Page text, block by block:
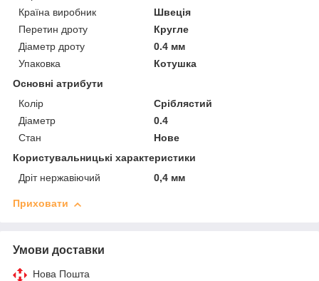
Країна виробник
Швеція
Перетин дроту
Кругле
Діаметр дроту
0.4 мм
Упаковка
Котушка
Основні атрибути
Колір
Сріблястий
Діаметр
0.4
Стан
Нове
Користувальницькі характеристики
Дріт нержавіючий
0,4 мм
Приховати
Умови доставки
Нова Пошта